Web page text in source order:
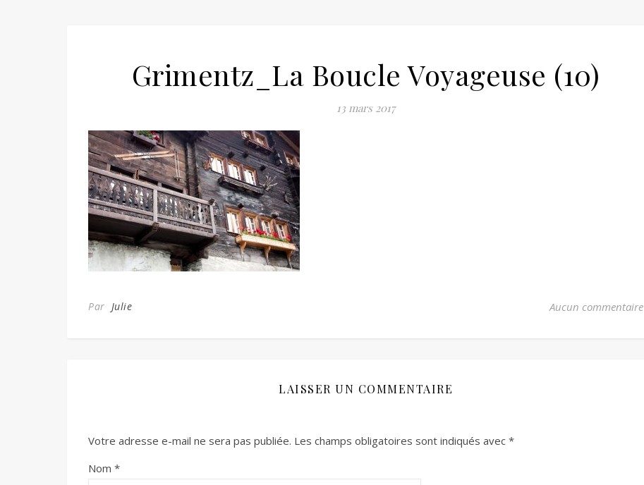
Grimentz_La Boucle Voyageuse (10)
13 mars 2017
Par Julie Aucun commentaire
LAISSER UN COMMENTAIRE
Votre adresse e-mail ne sera pas publiée. Les champs obligatoires sont indiqués avec *
Nom *